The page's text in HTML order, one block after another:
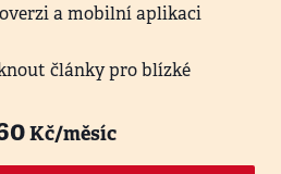
a mobilní aplikaci
články pro blízké
Kč/měsíc